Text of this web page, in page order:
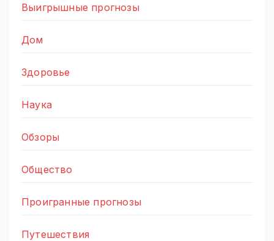
Выигрышные прогнозы
Дом
Здоровье
Наука
Обзоры
Общество
Проигранные прогнозы
Путешествия